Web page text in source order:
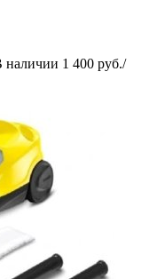
наличии 1 400 руб./